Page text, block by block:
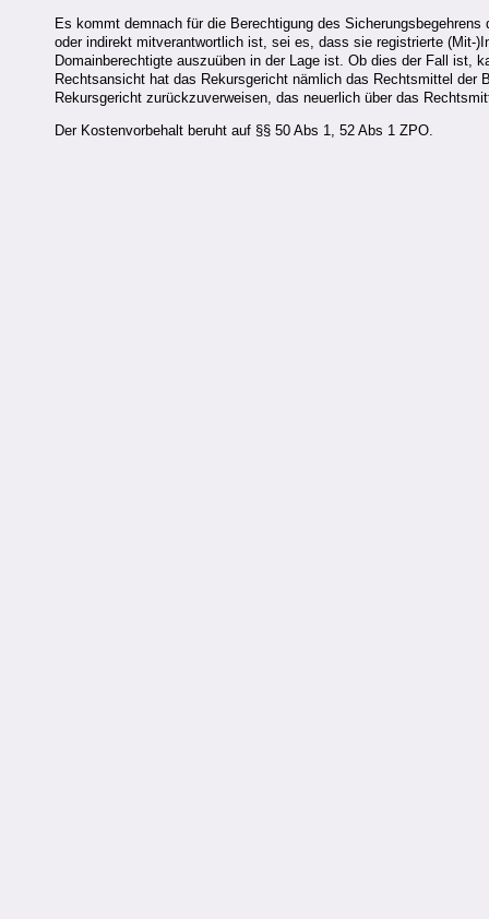
Es kommt demnach für die Berechtigung des
oder indirekt mitverantwortlich ist, sei es, dass sie registrierte (Mit-
Domainberechtigte auszuüben in der Lage ist. Ob dies der Fall ist,
Rechtsansicht hat das Rekursgericht nämlich das Rechtsmittel
Rekursgericht zurückzuverweisen, das neuerlich über das
Der Kostenvorbehalt beruht auf §§ 50 Abs 1, 52 Abs 1 ZPO.